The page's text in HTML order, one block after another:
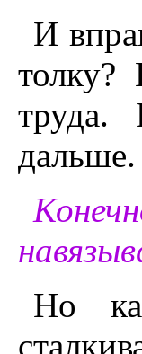
И
толку?
труда.
дальше.
Но